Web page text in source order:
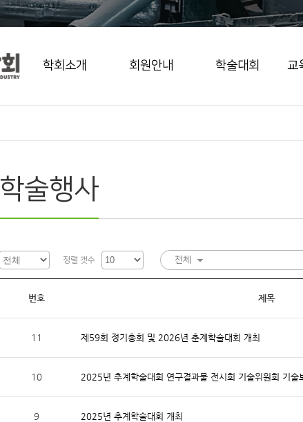
학회소개 회원안내 학술대회 교
학술행사
정렬 갯수 전체
번호 제목
11 제59회 정기총회 및 2026년 춘계학술대회 개최
10 2025년 추계학술대회 연구결과물 전시회 기술위원회 기술
9 2025년 추계학술대회 개최